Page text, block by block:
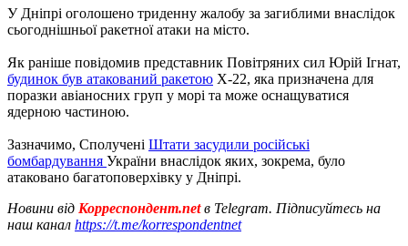
У Дніпрі оголошено триденну жалобу за загиблими внаслідок
сьогоднішньої ракетної атаки на місто.
Як раніше повідомив представник Повітряних сил Юрій Ігнат,
будинок був атакований ракетою Х-22, яка призначена для
поразки авіаносних груп у морі та може оснащуватися
ядерною частиною.
Зазначимо, Сполучені Штати засудили російські
бомбардування України внаслідок яких, зокрема, було
атаковано багатоповерхівку у Дніпрі.
Новини від Корреспондент.netв Telegram. Підписуйтесь на
наш канал https://t.me/korrespondentnet